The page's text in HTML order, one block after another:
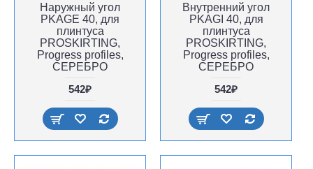
Наружный угол
PKAGE 40, для
плинтуса
PROSKIRTING,
Progress profiles,
СЕРЕБРО
542₽
Внутренний угол
PKAGI 40, для
плинтуса
PROSKIRTING,
Progress profiles,
СЕРЕБРО
542₽